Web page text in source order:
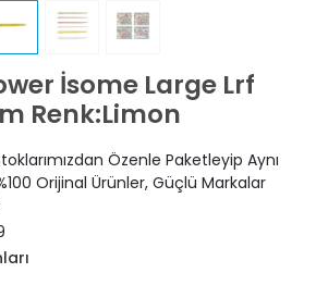
İsome Large Lrf
Renk:Limon
Özenle Paketleyip Aynı
Orijinal Ürünler, Güçlü Markalar